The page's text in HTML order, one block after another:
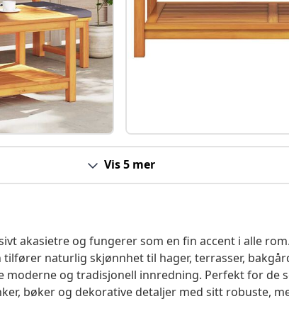
Vis 5 mer
akasietre og fungerer som en fin accent i alle
naturlig skjønnhet til hager, terrasser,
moderne og tradisjonell innredning. Perfekt for de
bøker og dekorative detaljer med sitt robuste,